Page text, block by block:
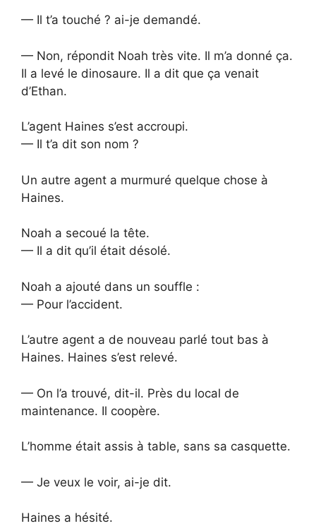
— Il t’a touché ? ai-je demandé.
— Non, répondit Noah très vite. Il m’a donné ça.
Il a levé le dinosaure. Il a dit que ça venait
d’Ethan.
L’agent Haines s’est accroupi.
— Il t’a dit son nom ?
Un autre agent a murmuré quelque chose à
Haines.
Noah a secoué la tête.
— Il a dit qu’il était désolé.
Noah a ajouté dans un souffle :
— Pour l’accident.
L’autre agent a de nouveau parlé tout bas à
Haines. Haines s’est relevé.
— On l’a trouvé, dit-il. Près du local de
maintenance. Il coopère.
L’homme était assis à table, sans sa casquette.
— Je veux le voir, ai-je dit.
Haines a hésité.